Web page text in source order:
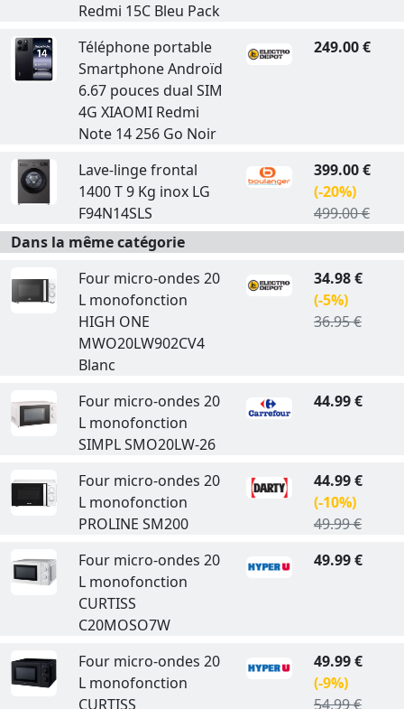
Redmi 15C Bleu Pack
Téléphone portable
Smartphone Androïd
6.67 pouces dual SIM
4G XIAOMI Redmi
Note 14 256 Go Noir
249.00 €
Lave-linge frontal
1400 T 9 Kg inox LG
F94N14SLS
399.00 €
(-20%)
499.00 €
Dans la même catégorie
Four micro-ondes 20
L monofonction
HIGH ONE
MWO20LW902CV4
Blanc
34.98 €
(-5%)
36.95 €
Four micro-ondes 20
L monofonction
SIMPL SMO20LW-26
44.99 €
Four micro-ondes 20
L monofonction
PROLINE SM200
44.99 €
(-10%)
49.99 €
Four micro-ondes 20
L monofonction
CURTISS
C20MOSO7W
49.99 €
Four micro-ondes 20
L monofonction
CURTISS
49.99 €
(-9%)
54.99 €